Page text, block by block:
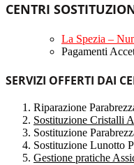
CENTRI
La Spezia –
Pagamenti
SERVIZI OFFERTI DAI
Riparazione
Sostituzione Cristalli
Sostituzione
Sostituzione Lunotto
Gestione pratiche